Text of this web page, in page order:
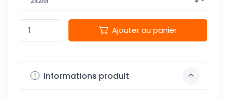
Ajouter au panier
Informations produit